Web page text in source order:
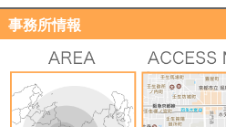
事務所情報